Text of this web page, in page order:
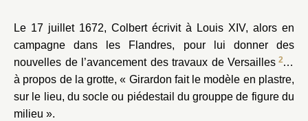
Le 17 juillet 1672, Colbert écrivit à Louis XIV, alors en
campagne dans les Flandres, pour lui donner des
nouvelles de l’avancement des travaux de Versailles 20 :
à propos de la grotte, « Girardon fait le modèle en plastre,
sur le lieu, du socle ou piédestail du grouppe de figure du
milieu ».